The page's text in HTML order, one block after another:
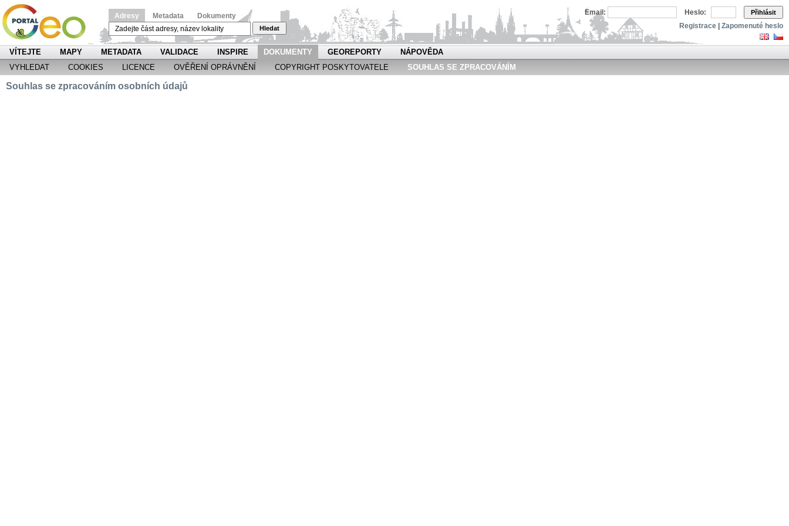
Adresy Metadata Dokumenty
Hledat
Email: Heslo: Přihlásit
Registrace Zapomenuté heslo
VÍTEJTE MAPY METADATA VALIDACE INSPIRE DOKUMENTY GEOREPORTY
NÁPOVĚDA
VYHLEDAT
COOKIES LICENCE OVĚŘENÍ OPRÁVNĚNÍ COPYRIGHT POSKYTOVATELE SOUHLAS SE ZPRACOVÁNÍM
Souhlas se zpracováním osobních údajů